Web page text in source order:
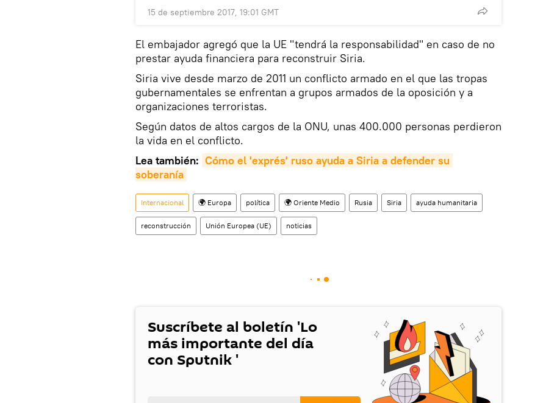
15 de septiembre 2017, 19:01 GMT
El embajador agregó que la UE "tendrá la responsabilidad" en caso de no
prestar ayuda financiera para reconstruir Siria.
Siria vive desde marzo de 2011 un conflicto armado en el que las tropas
gubernamentales se enfrentan a grupos armados de la oposición y a
organizaciones terroristas.
Según datos de altos cargos de la ONU, unas 400.000 personas perdieron
la vida en el conflicto.
Lea también: Cómo el 'exprés' ruso ayuda a Siria a defender su
soberanía
Internacional 🌍 Europa política 🌍 Oriente Medio Rusia Siria ayuda humanitaria
reconstrucción Unión Europea (UE) noticias
Suscríbete al boletín 'Lo
más importante del día
con Sputnik '